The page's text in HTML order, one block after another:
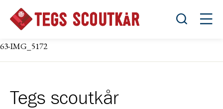
Öppna
63-IMG_5172
Tegs scoutkår